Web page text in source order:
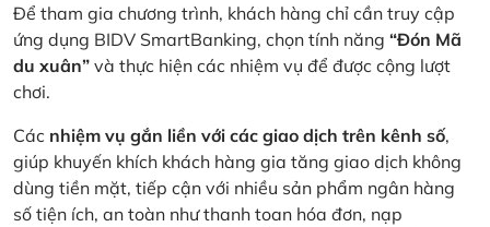
Để tham gia chương trình, khách hàng chỉ cần truy cập
ứng dụng BIDV SmartBanking, chọn tính năng “Đón Mã
du xuân” và thực hiện các nhiệm vụ để được cộng lượt
chơi.
Các nhiệm vụ gắn liền với các giao dịch trên kênh số,
giúp khuyến khích khách hàng gia tăng giao dịch không
dùng tiền mặt, tiếp cận với nhiều sản phẩm ngân hàng
số tiện ích, an toàn như thanh toan hóa đơn, nạp